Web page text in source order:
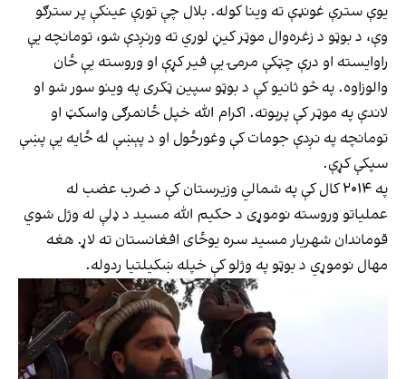
یوې سترې غونډې ته وینا کوله. بلال چې تورې عینکې پر سترګو
وې، د بوټو د زغره‌وال موټر کیڼ لوري ته ورنږدې شو، تومانچه یې
راوایسته او درې چټکې مرمۍ یې فیر کړې او وروسته یې ځان
والوزاوه. په څو ثانیو کې د بوټو سپین ټکری په وینو سور شو او
لاندې په موټر کې پرېوته. اکرام الله خپل ځانمرګی واسکټ او
تومانچه په نږدې جومات کې وغورځول او د پېښې له ځایه یې پښې
سپکې کړې.
په ۲۰۱۴ کال کې په شمالي وزیرستان کې د ضرب عضب له
عملیاتو وروسته نوموړی د حکیم الله مسید د ډلې له وژل شوي
قوماندان شهریار مسید سره یوځای افغانستان ته لاړ. هغه
مهال نوموړي د بوټو په وژلو کې خپله ښکیلتیا ردوله.